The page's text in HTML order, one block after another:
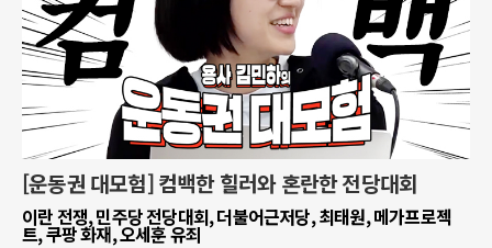
[운동권 대모험] 컴백한 힐러와 혼란한 전당대회
이란 전쟁, 민주당 전당대회, 더불어근저당, 최태원, 메가프로젝
트, 쿠팡 화재, 오세훈 유죄